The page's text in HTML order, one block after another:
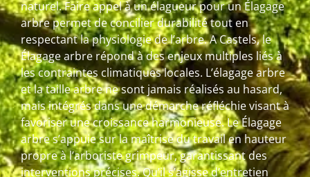
naturel. Faire appel à un élagueur pour un Élagage
arbre permet de concilier durabilité tout en
respectant la physiologie de l’arbre. A Castels, le
Élagage arbre répond à des enjeux multiples liés à
les contraintes climatiques locales. L’élagage arbre
et la taille arbre ne sont jamais réalisés au hasard,
mais intégrés dans une démarche réfléchie visant à
favoriser une croissance harmonieuse. Le Élagage
arbre s’appuie sur la maîtrise du travail en hauteur
propre à l’arboriste grimpeur, garantissant des
interventions précises. Qu’il s’agisse d’entretien